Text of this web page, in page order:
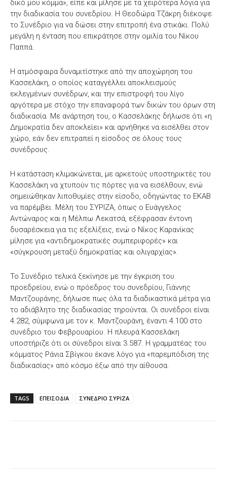
δικό μου κόμμα», είπε και μίλησε με τα χειρότερα λόγια για
την διαδικασία του συνεδρίου. Η Θεοδώρα Τζάκρη διέκοψε
το Συνέδριο για να δώσει στην επιτροπή ένα στικάκι. Πολύ
μεγάλη η ένταση που επικράτησε στην ομιλία του Νίκου
Παππά.
Η ατμόσφαιρα δυναμιτίστηκε από την αποχώρηση του
Κασσελάκη, ο οποίος καταγγέλλει αποκλεισμούς
εκλεγμένων συνέδρων, και την επιστροφή του λίγο
αργότερα με στόχο την επαναφορά των δικών του όρων στη
διαδικασία. Με ανάρτηση του, ο Κασσελάκης δήλωσε ότι «η
Δημοκρατία δεν αποκλείει» και αρνήθηκε να εισέλθει στον
χώρο, εάν δεν επιτραπεί η είσοδος σε όλους τους
συνέδρους.
Η κατάσταση κλιμακώνεται, με αρκετούς υποστηρικτές του
Κασσελάκη να χτυπούν τις πόρτες για να εισέλθουν, ενώ
σημειώθηκαν λιποθυμίες στην είσοδο, οδηγώντας το ΕΚΑΒ
να παρέμβει. Μέλη του ΣΥΡΙΖΑ, όπως ο Ευάγγελος
Αντώναρος και η Μέλπω Λεκατσά, εξέφρασαν έντονη
δυσαρέσκεια για τις εξελίξεις, ενώ ο Νίκος Καρανίκας
μίλησε για «αντιδημοκρατικές συμπεριφορές» και
«σύγκρουση μεταξύ δημοκρατίας και ολιγαρχίας».
Το Συνέδριο τελικά ξεκίνησε με την έγκριση του
προεδρείου, ενώ ο πρόεδρος του συνεδρίου, Γιάννης
Μαντζουράνης, δήλωσε πως όλα τα διαδικαστικά μέτρα για
το αδιάβλητο της διαδικασίας τηρούνται. Οι συνέδροι είναι
4.282, σύμφωνα με τον κ. Μαντζουράνη, έναντι 4.100 στο
συνέδριο του Φεβρουαρίου. Η πλευρά Κασσελάκη
υποστήριζε ότι οι σύνεδροι είναι 3.587. Η γραμματέας του
κόμματος Ράνια Σβίγκου έκανε λόγο για «παρεμπόδιση της
διαδικασίας» από κόσμο έξω από την αίθουσα.
TAGS ΕΠΕΙΣΟΔΙΑ ΣΥΝΕΔΡΙΟ ΣΥΡΙΖΑ